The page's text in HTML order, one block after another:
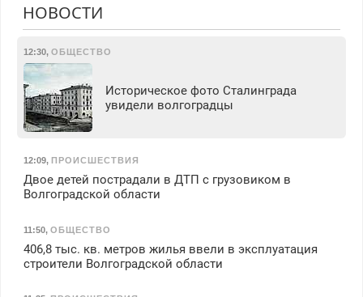
НОВОСТИ
12:30, ОБЩЕСТВО
Историческое фото Сталинграда
увидели волгоградцы
12:09, ПРОИСШЕСТВИЯ
Двое детей пострадали в ДТП с грузовиком в
Волгоградской области
11:50, ОБЩЕСТВО
406,8 тыс. кв. метров жилья ввели в эксплуатация
строители Волгоградской области